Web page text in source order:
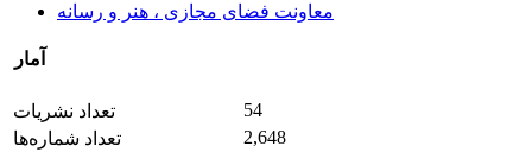
معاونت فضای مجازی ، هنر و رسانه
آمار
تعداد نشریات
54
تعداد شماره‌ها
2,648